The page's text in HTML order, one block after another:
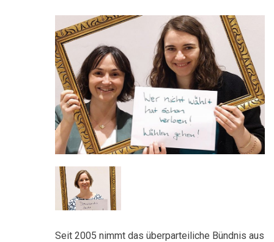
Seit 2005 nimmt das überparteiliche Bündnis aus